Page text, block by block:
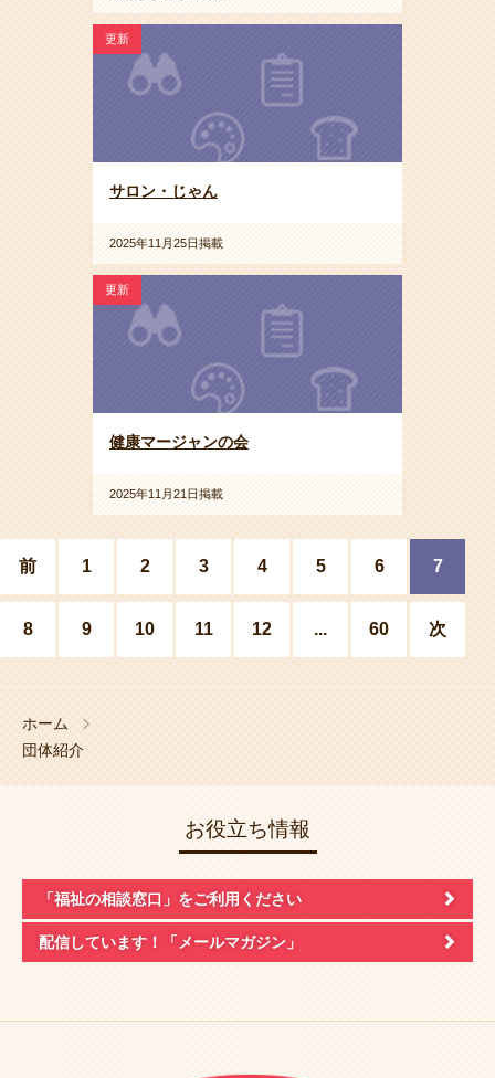
更新
サロン・じゃん
2025年11月25日掲載
更新
健康マージャンの会
2025年11月21日掲載
前 1 2 3 4 5 6 7
8 9 10 11 12 ... 60 次
ホーム
団体紹介
お役立ち情報
「福祉の相談窓口」 をご利用ください
配信しています！ 「メールマガジン」